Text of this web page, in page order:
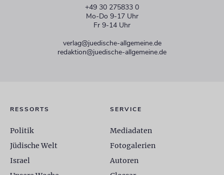
+49 30 275833 0
Mo-Do 9-17 Uhr
Fr 9-14 Uhr
verlag@juedische-allgemeine.de
redaktion@juedische-allgemeine.de
RESSORTS
Politik
Jüdische Welt
Israel
SERVICE
Mediadaten
Fotogalerien
Autoren